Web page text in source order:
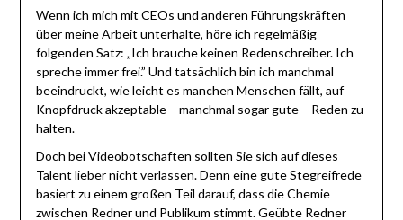
Wenn ich mich mit CEOs und anderen Führungskräften
über meine Arbeit unterhalte, höre ich regelmäßig
folgenden Satz: „Ich brauche keinen Redenschreiber. Ich
spreche immer frei.” Und tatsächlich bin ich manchmal
beeindruckt, wie leicht es manchen Menschen fällt, auf
Knopfdruck akzeptable – manchmal sogar gute – Reden zu
halten.
Doch bei Videobotschaften sollten Sie sich auf dieses
Talent lieber nicht verlassen. Denn eine gute Stegreifrede
basiert zu einem großen Teil darauf, dass die Chemie
zwischen Redner und Publikum stimmt. Geübte Redner